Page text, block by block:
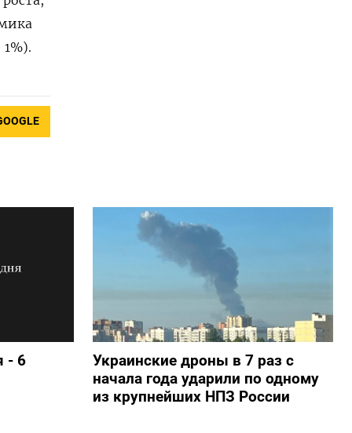
- 6
Украинские дроны в 7 раз с
начала года ударили по одному
из крупнейших НПЗ России